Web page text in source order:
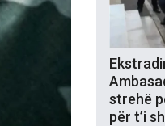
strehë
për t’i